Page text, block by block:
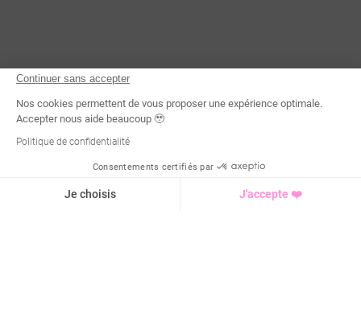
Continuer sans accepter
Nos cookies permettent de vous proposer une expérience optimale.
Accepter nous aide beaucoup 🥹
Politique de confidentialité
Consentements certifiés par
Je choisis J'accepte ❤️